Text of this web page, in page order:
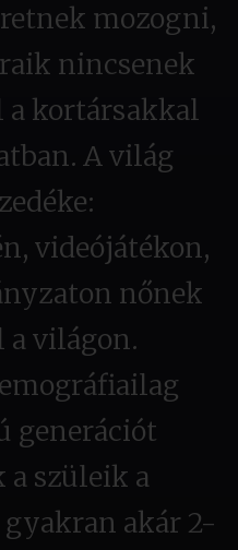
mozogni,
nincsenek
a kortársakkal
A világ
videójátékon,
nőnek
a világon.
generációt
szüleik a
akár 2-